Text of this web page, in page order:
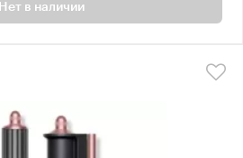
Нет в наличии